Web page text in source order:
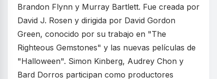
Brandon Flynn y Murray Bartlett. Fue creada por
David J. Rosen y dirigida por David Gordon
Green, conocido por su trabajo en "The
Righteous Gemstones" y las nuevas películas de
"Halloween". Simon Kinberg, Audrey Chon y
Bard Dorros participan como productores